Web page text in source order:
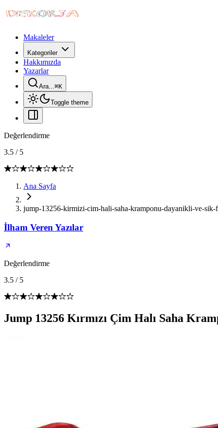
Makaleler
Kategoriler
Hakkımızda
Yazarlar
Ara...⌘K
Toggle theme
Değerlendirme
3.5 / 5
Ana Sayfa
jump-13256-kirmizi-cim-hali-saha-kramponu-dayanikli-ve-sik-
İlham Veren Yazılar
Değerlendirme
3.5 / 5
Jump 13256 Kırmızı Çim Halı Saha